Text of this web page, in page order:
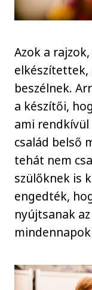
Azok a
elkészítettek,
beszélnek.
a készítői,
ami
család belső
tehát nem
szülőknek is
engedték,
nyújtsanak